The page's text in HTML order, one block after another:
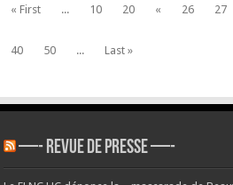
« First ... 10 20 « 26 27
40
50 ... Last »
—- REVUE DE PRESSE —-